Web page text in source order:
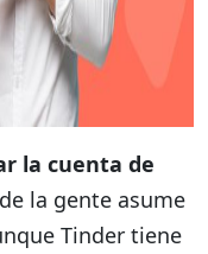
la cuenta de
la gente asume
Tinder tiene